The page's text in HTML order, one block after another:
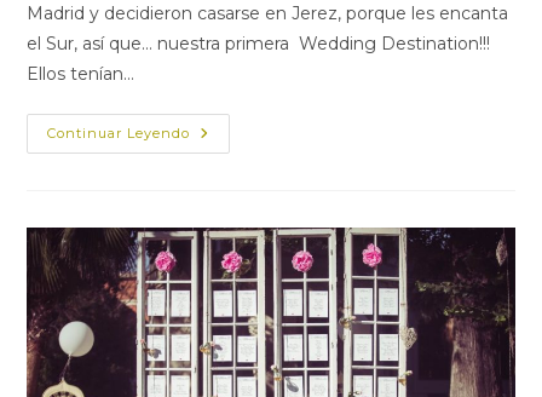
Madrid y decidieron casarse en Jerez, porque les encanta
el Sur, así que... nuestra primera Wedding Destination!!!
Ellos tenían…
Continuar Leyendo Boda
Rústica-